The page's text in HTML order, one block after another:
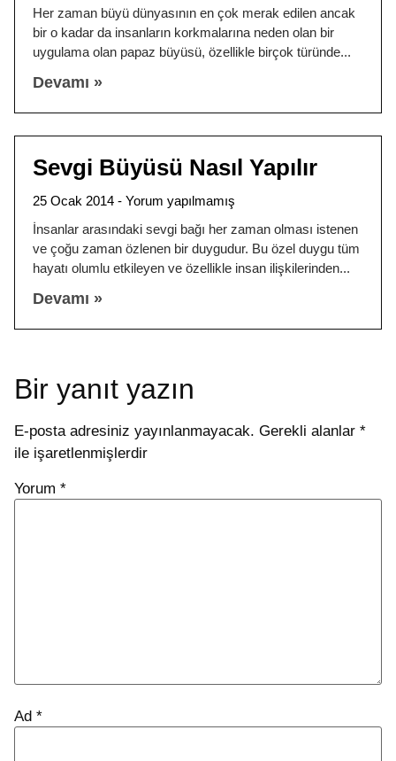
Her zaman büyü dünyasının en çok merak edilen ancak
bir o kadar da insanların korkmalarına neden olan bir
uygulama olan papaz büyüsü, özellikle birçok türünde
Devamı »
Sevgi Büyüsü Nasıl Yapılır
25 Ocak 2014
Yorum yapılmamış
İnsanlar arasındaki sevgi bağı her zaman olması istenen
ve çoğu zaman özlenen bir duygudur. Bu özel duygu tüm
hayatı olumlu etkileyen ve özellikle insan ilişkilerinden
Devamı »
Bir yanıt yazın
E-posta adresiniz yayınlanmayacak. Gerekli alanlar *
ile işaretlenmişlerdir
Yorum *
Ad *